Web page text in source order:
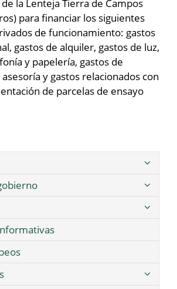
la Lenteja Tierra de Campos
para financiar los siguientes
de funcionamiento: gastos
gastos de alquiler, gastos de luz,
y papelería, gastos de
y gastos relacionados con
de parcelas de ensayo